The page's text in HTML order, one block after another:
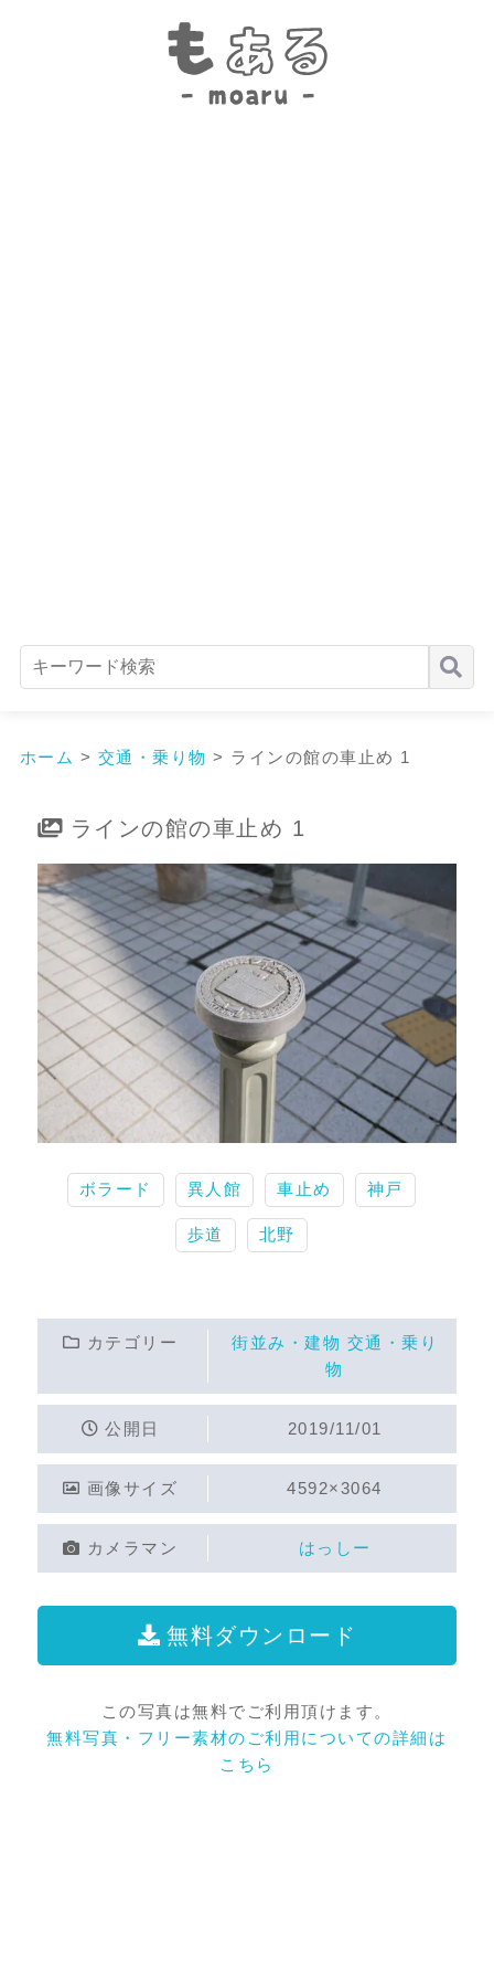
ホーム > 交通・乗り物 > ラインの館の車止め 1
ラインの館の車止め 1
ボラード 異人館 車止め 神戸
歩道 北野
カテゴリー 街並み・建物 交通・乗り
物
公開日 2019/11/01
画像サイズ 4592×3064
カメラマン はっしー
無料ダウンロード
この写真は無料でご利用頂けます。
無料写真・フリー素材のご利用についての詳細は
こちら